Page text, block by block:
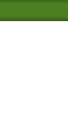
信を登録す